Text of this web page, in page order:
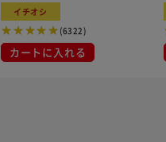
イチオシ
(6322)
カートに入れる